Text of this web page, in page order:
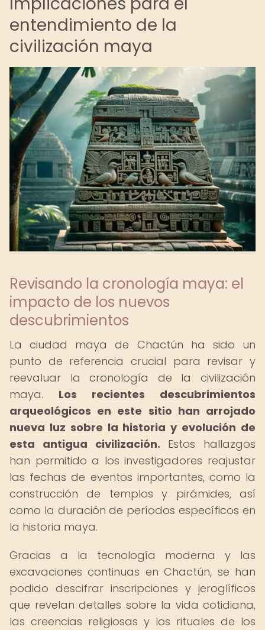
entendimiento de la
civilización maya
Revisando la cronología maya: el
impacto de los nuevos
descubrimientos
La ciudad maya de Chactún ha sido un
punto de referencia crucial para revisar y
reevaluar la cronología de la civilización
maya. Los recientes descubrimientos
arqueológicos en este sitio han arrojado
nueva luz sobre la historia y evolución de
esta antigua civilización. Estos hallazgos
han permitido a los investigadores reajustar
las fechas de eventos importantes, como la
construcción de templos y pirámides, así
como la duración de períodos específicos en
la historia maya.
Gracias a la tecnología moderna y las
excavaciones continuas en Chactún, se han
podido descifrar inscripciones y jeroglíficos
que revelan detalles sobre la vida cotidiana,
las creencias religiosas y los rituales de los